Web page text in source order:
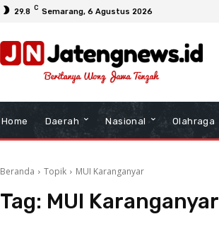
29.8 C Semarang, 6 Agustus 2026
Home Daerah Nasional Olahraga
Beranda Topik MUI Karanganyar
Tag: MUI Karanganyar